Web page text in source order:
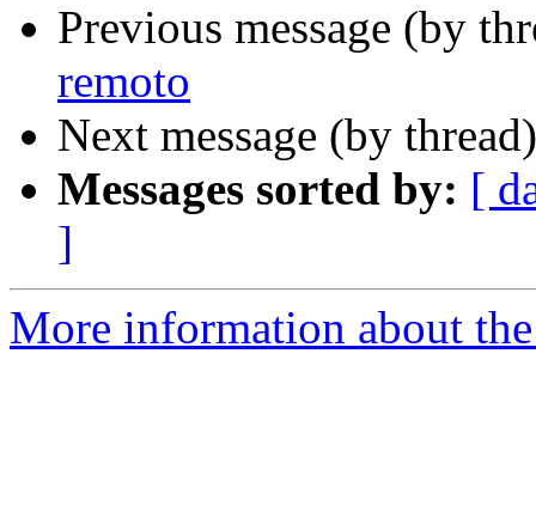
Previous message (by
remoto
Next message (by
Messages sorted by: [
]
More information about